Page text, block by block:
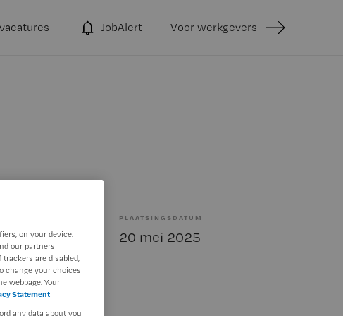
JobAlert Voor werkgevers
bepaald
PLAATSINGSDATUM
20 mei 2025
on your device.
our partners
are disabled,
change your choices
webpage. Your
Statement
any data about you